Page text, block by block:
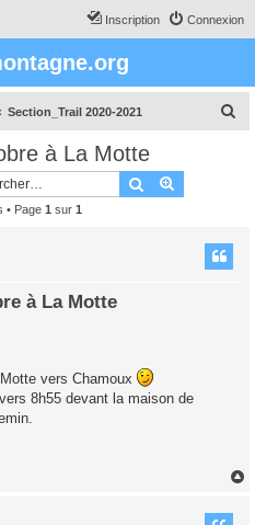
Connexion
Inscription
Section_Trail 2020-2021
à La Motte
Rechercher
• Page 1 sur 1
à La Motte
vers Chamoux
8h55 devant la maison de